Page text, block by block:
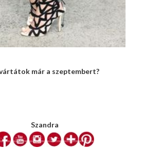
már a szeptembert?
Szandra